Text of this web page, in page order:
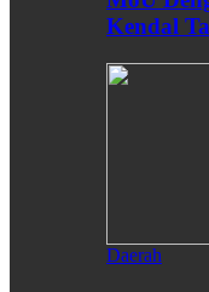
Kendal
Daerah